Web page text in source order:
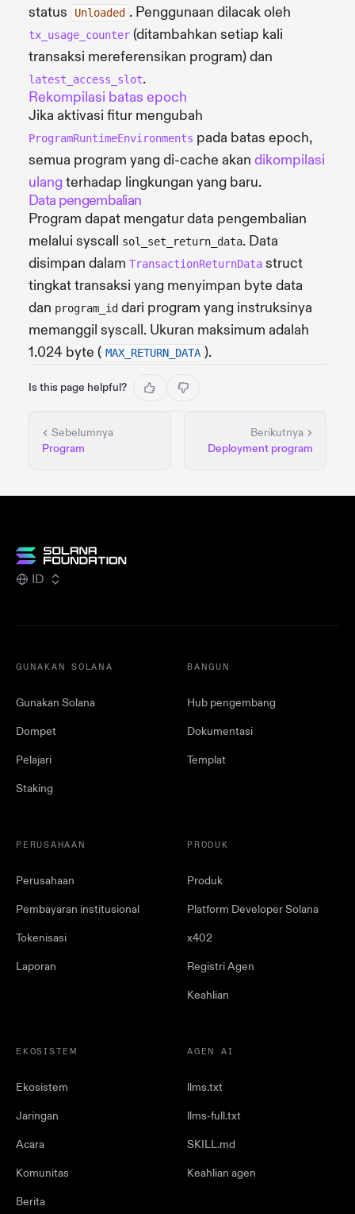
status
Unloaded . Penggunaan dilacak oleh
tx_usage_counter (ditambahkan setiap kali
transaksi mereferensikan program) dan
latest_access_slot.
Rekompilasi batas epoch
Jika aktivasi fitur mengubah
ProgramRuntimeEnvironments pada batas epoch,
semua program yang di-cache akan dikompilasi
ulang terhadap lingkungan yang baru.
Data pengembalian
Program dapat mengatur data pengembalian
melalui syscall sol_set_return_data. Data
disimpan dalam TransactionReturnData struct
tingkat transaksi yang menyimpan byte data
dan program_id dari program yang instruksinya
memanggil syscall. Ukuran maksimum adalah
1.024 byte ( MAX_RETURN_DATA ).
Is this page helpful?
Sebelumnya
Program
Berikutnya
Deployment program
ID
GUNAKAN SOLANA
Gunakan Solana
Dompet
Pelajari
Staking
BANGUN
Hub pengembang
Dokumentasi
Templat
PERUSAHAAN
Perusahaan
Pembayaran institusional
Tokenisasi
Laporan
PRODUK
Produk
Platform Developer Solana
x402
Registri Agen
Keahlian
EKOSISTEM
Ekosistem
Jaringan
Acara
Komunitas
Berita
AGEN AI
llms.txt
llms-full.txt
SKILL.md
Keahlian agen